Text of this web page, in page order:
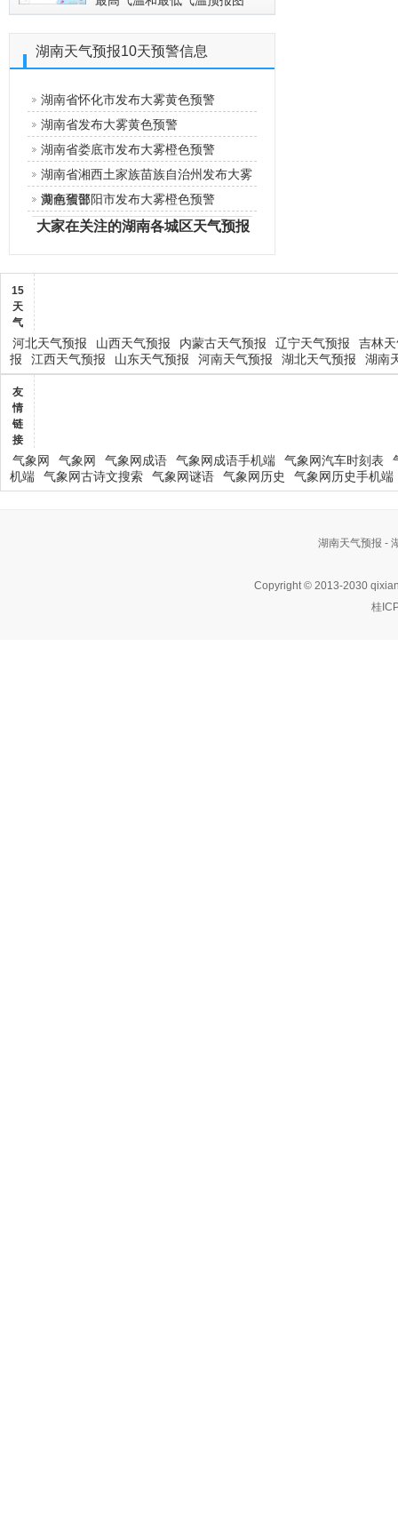
湖南天气预报10天预警信息
湖南省怀化市发布大雾黄色预警
湖南省发布大雾黄色预警
湖南省娄底市发布大雾橙色预警
湖南省湘西土家族苗族自治州发布大雾
黄色预警
湖南省邵阳市发布大雾橙色预警
大家在关注的湖南各城区天气预报
15
天
气
河北天气预报 山西天气预报 内蒙古天气预报 辽宁天气预报
吉林
报
江西天气预报 山东天气预报 河南天气预报 湖北天气预报 湖南
友
情
链
接
气象网 气象网 气象网成语 气象网成语手机端 气象网汽车时刻表
机端
气象网古诗文搜索 气象网谜语 气象网历史 气象网历史手机端
湖南天气预报 -
Copyright © 2013-2030
桂